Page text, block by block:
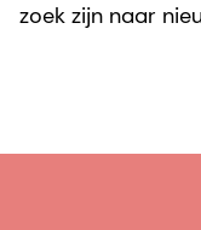
zoek zijn naar